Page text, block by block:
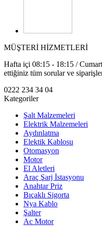
MÜŞTERİ HİZMETLERİ
Hafta içi 08:15 - 18:15 /
ettiğiniz tüm sorular ve
0222 234 34 04
Kategoriler
Şalt Malzemeleri
Elektrik Malzemeleri
Aydınlatma
Elektik Kablosu
Otomasyon
Motor
El Aletleri
Araç Şarj İstasyonu
Anahtar Priz
Bıçaklı Sigorta
Nya Kablo
Şalter
Ac Motor